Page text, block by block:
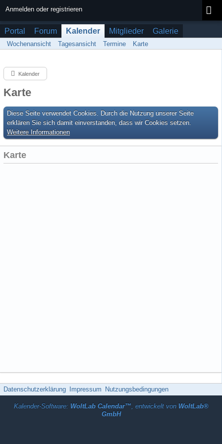
Anmelden oder registrieren
Portal Forum Kalender Mitglieder Galerie
Wochenansicht Tagesansicht Termine Karte
Kalender
Karte
Diese Seite verwendet Cookies. Durch die Nutzung unserer Seite
erklären Sie sich damit einverstanden, dass wir Cookies setzen.
Weitere Informationen
Karte
Datenschutzerklärung Impressum Nutzungsbedingungen
Kalender-Software: WoltLab Calendar™, entwickelt von WoltLab®
GmbH